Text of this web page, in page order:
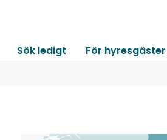
Sök ledigt För hyresgäster